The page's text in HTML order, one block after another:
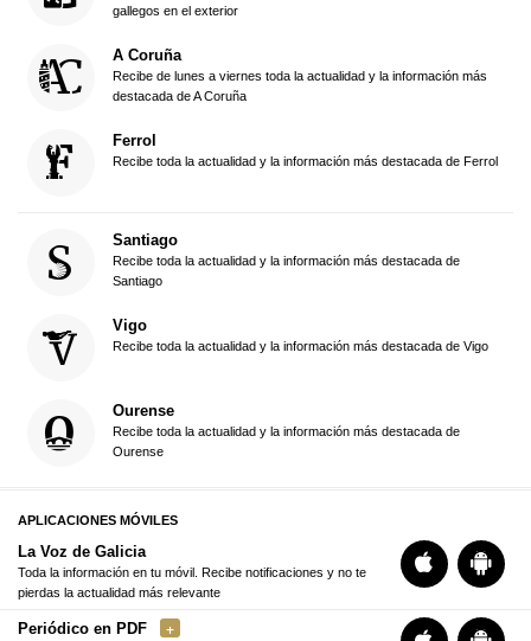
gallegos en el exterior
A Coruña
Recibe de lunes a viernes toda la actualidad y la información más
destacada de A Coruña
Ferrol
Recibe toda la actualidad y la información más destacada de Ferrol
Santiago
Recibe toda la actualidad y la información más destacada de
Santiago
Vigo
Recibe toda la actualidad y la información más destacada de Vigo
Ourense
Recibe toda la actualidad y la información más destacada de
Ourense
APLICACIONES MÓVILES
La Voz de Galicia
Toda la información en tu móvil. Recibe notificaciones y no te
pierdas la actualidad más relevante
Periódico en PDF